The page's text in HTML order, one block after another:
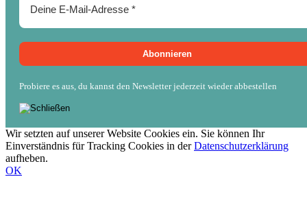
Probiere es aus, du kannst den Newsletter jederzeit wieder abbestellen
Wir setzten auf unserer Website Cookies ein. Sie können Ihr
Einverständnis für Tracking Cookies in derDatenschutzerklärung
aufheben.
OK